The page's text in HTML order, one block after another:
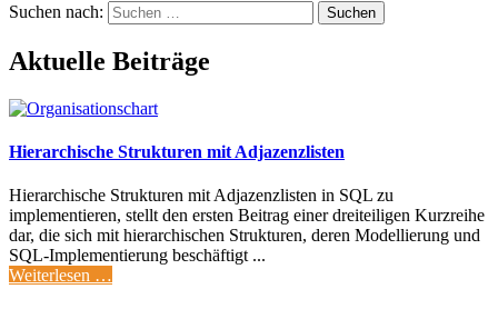
Suchen nach:
Aktuelle Beiträge
Hierarchische Strukturen mit Adjazenzlisten
Hierarchische Strukturen mit Adjazenzlisten in SQL zu
implementieren, stellt den ersten Beitrag einer dreiteiligen Kurzreihe
dar, die sich mit hierarchischen Strukturen, deren Modellierung und
SQL-Implementierung beschäftigt ...
Weiterlesen …